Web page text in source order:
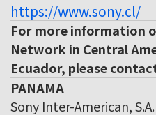
https://www.sony.cl/
For more information
Network in Central
Ecuador, please
PANAMA
Sony Inter-American, S.A.